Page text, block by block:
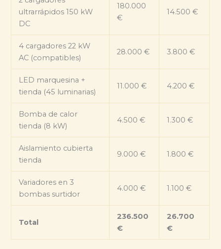
ultrarrápidos 150 kW
DC
180.000
€
14.500 €
4 cargadores 22 kW
AC (compatibles)
28.000 € 3.800 €
LED marquesina +
tienda (45 luminarias)
11.000 € 4.200 €
Bomba de calor
tienda (8 kW)
4.500 € 1.300 €
Aislamiento cubierta
tienda
9.000 € 1.800 €
Variadores en 3
bombas surtidor
4.000 € 1.100 €
Total
236.500
€
26.700
€